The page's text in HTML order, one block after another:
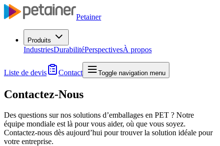
Petainer
Produits
IndustriesDurabilitéPerspectivesÀ propos
Liste de devis Contact Toggle navigation menu
Contactez-Nous
Des questions sur nos solutions d’emballages en PET ? Notre
équipe mondiale est là pour vous aider, où que vous soyez.
Contactez-nous dès aujourd’hui pour trouver la solution idéale pour
votre entreprise.